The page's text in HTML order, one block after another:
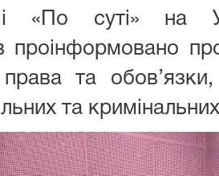
«По суті» на
проінформовано
та
та